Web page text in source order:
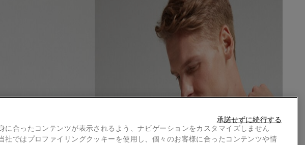
に合ったコンテンツが表示されるよう、ナビゲーションをカスタマイズしません
社ではプロファイリングクッキーを使用し、個々のお客様に合ったコンテンツや情
承諾せずに続行する